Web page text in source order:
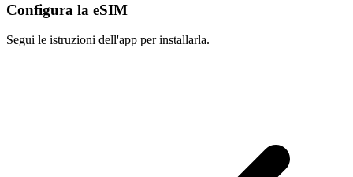
Configura la eSIM
Segui le istruzioni dell'app per installarla.